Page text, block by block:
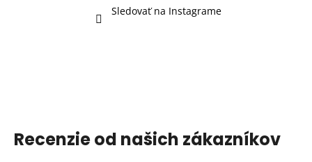
Sledovať na Instagrame
Recenzie od našich zákazníkov